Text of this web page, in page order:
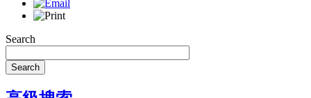
Search
Search